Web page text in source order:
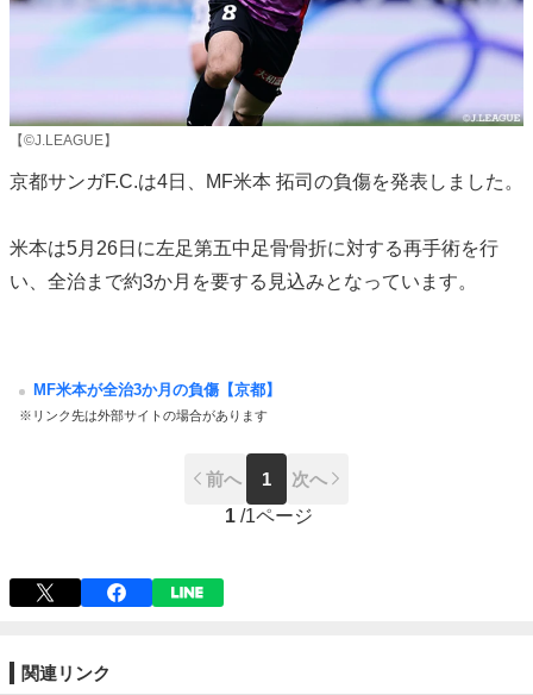
【©J.LEAGUE】
京都サンガF.C.は4日、MF米本 拓司の負傷を発表しました。
米本は5月26日に左足第五中足骨骨折に対する再手術を行
い、全治まで約3か月を要する見込みとなっています。
MF米本が全治3か月の負傷【京都】
※リンク先は外部サイトの場合があります
前へ 1
次へ
1 /1ページ
関連リンク